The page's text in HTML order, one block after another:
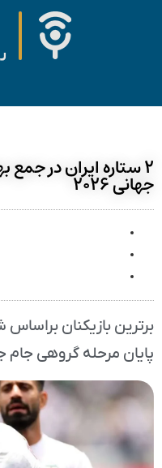
۲ ستاره ایران در
جهانی ۲۰۲۶
برترین بازیکنان
پایان مرحله گروهی جام جهانی ۲۰۲۶